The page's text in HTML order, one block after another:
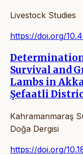
Livestock Studies
https://doi.org/
Survival and
Lambs in
Şefaatli
Kahramanmaraş
Doğa Dergisi
https://doi.org/